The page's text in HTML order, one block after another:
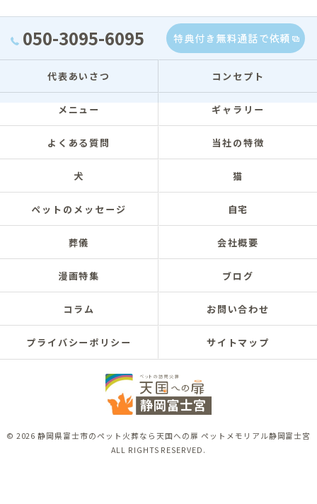
050-3095-6095 特典付き無料通話で依頼
代表あいさつ コンセプト
メニュー ギャラリー
よくある質問 当社の特徴
犬 猫
ペットのメッセージ 自宅
葬儀 会社概要
漫画特集 ブログ
コラム お問い合わせ
プライバシーポリシー サイトマップ
© 2026 静岡県富士市のペット火葬なら天国への扉 ペットメモリアル静岡富士宮
ALL RIGHTS RESERVED.